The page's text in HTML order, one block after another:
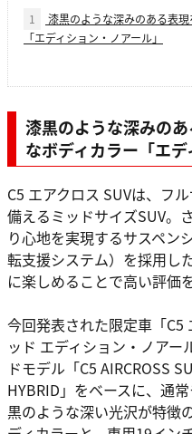
1
漆黒のような深みのある表
「エディション・ノアール」
漆黒のような深みの
なボディカラー「エデ
C5 エアクロス SUVは、フ
備えるミッドサイズSUV。
り心地を実現するサスペン
転支援システム）を採用し
に楽しめることで高い評価
今回発表された限定車「C5
ッド エディション・ノア
ドモデル「C5 AIRCROSS
HYBRID」をベースに、通
黒のような深い光沢が特徴